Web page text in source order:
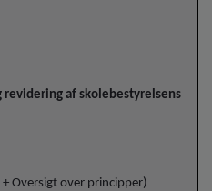
revidering af skolebestyrelsens
Oversigt over principper)